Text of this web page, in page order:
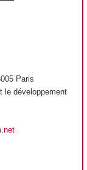
Paris
le développement